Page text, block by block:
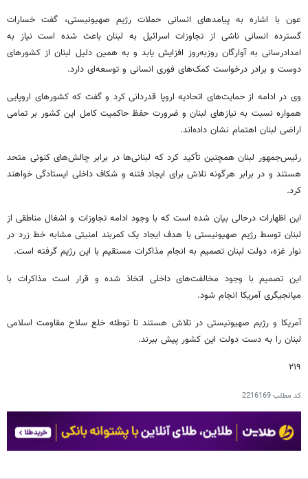
عون با اشاره به پیامدهای انسانی حملات رژیم صهیونیستی، گفت خسارات
گسترده انسانی ناشی از تجاوزات اسرائیل به لبنان باعث شده است نیاز به
امدادرسانی به آوارگان روزبه‌روز افزایش یابد و به همین دلیل لبنان از کشورهای
دوست و برادر درخواست کمک‌های فوری انسانی و توسعه‌ای دارد.
وی در ادامه از حمایت‌های اتحادیه اروپا قدردانی کرد و گفت که کشورهای اروپایی
همواره نسبت به نیازهای لبنان و ضرورت حفظ حاکمیت کامل این کشور بر تمامی
اراضی لبنان اهتمام نشان داده‌اند.
رئیس‌جمهور لبنان همچنین تأکید کرد که لبنانی‌ها در برابر چالش‌های کنونی متحد
هستند و در برابر هرگونه تلاش برای ایجاد فتنه و شکاف داخلی ایستادگی خواهند
کرد.
این اظهارات درحالی بیان شده است که با وجود ادامه تجاوزات و اشغال مناطقی از
لبنان توسط رژیم صهیونیستی با هدف ایجاد یک کمربند امنیتی مشابه خط زرد در
نوار غزه، دولت لبنان تصمیم به انجام مذاکرات مستقیم با این رژیم گرفته است.
این تصمیم با وجود مخالفت‌های داخلی اتخاذ شده و قرار است مذاکرات با
میانجیگری آمریکا انجام شود.
آمریکا و رژیم صهیونیستی در تلاش هستند تا توطئه خلع سلاح مقاومت اسلامی
لبنان را به دست دولت این کشور پیش ببرند.
۲۱۹
کد مطلب2216169